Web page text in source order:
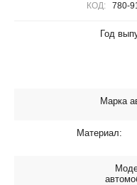
КОД: 780-
Год
Марка
Материал: